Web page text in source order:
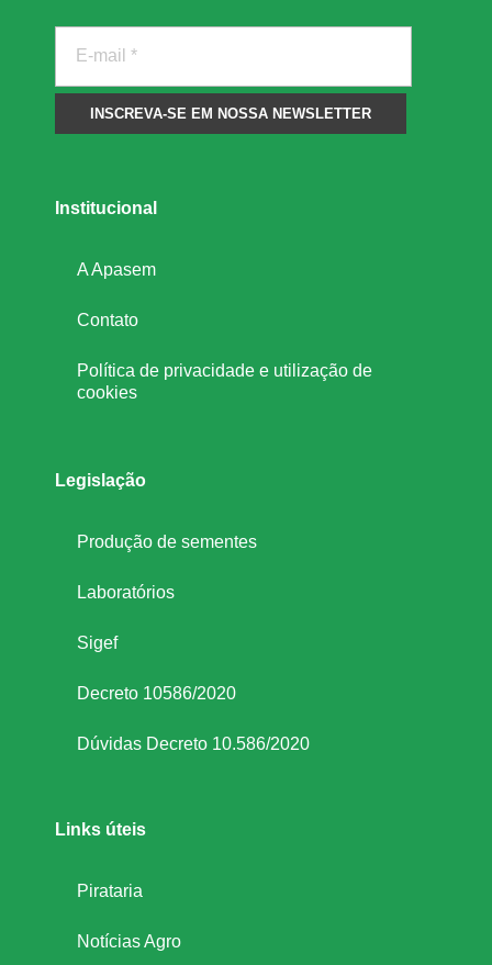
Institucional
A Apasem
Contato
Política de privacidade e utilização de
cookies
Legislação
Produção de sementes
Laboratórios
Sigef
Decreto 10586/2020
Dúvidas Decreto 10.586/2020
Links úteis
Pirataria
Notícias Agro